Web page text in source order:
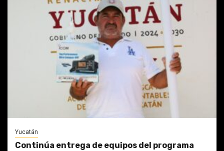
Yucatán
Continúa entrega de equipos del programa